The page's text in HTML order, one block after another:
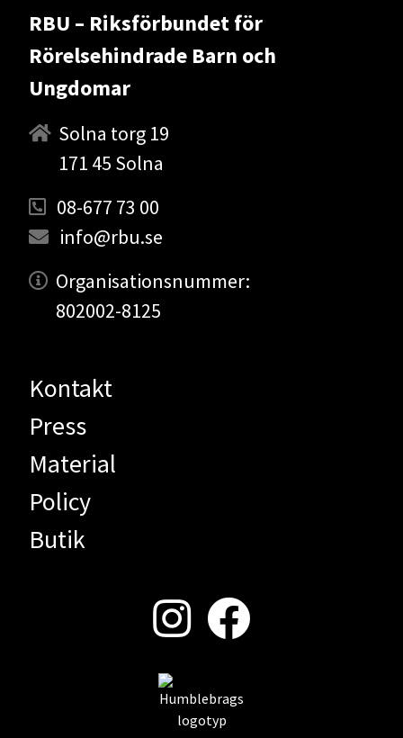
RBU – Riksförbundet för
Rörelsehindrade Barn och
Ungdomar
Solna torg 19
171 45 Solna
08-677 73 00
info@rbu.se
Organisationsnummer:
802002-8125
Kontakt
Press
Material
Policy
Butik